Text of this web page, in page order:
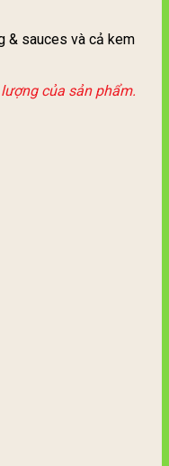
& sauces và cả kem
của sản phẩm.